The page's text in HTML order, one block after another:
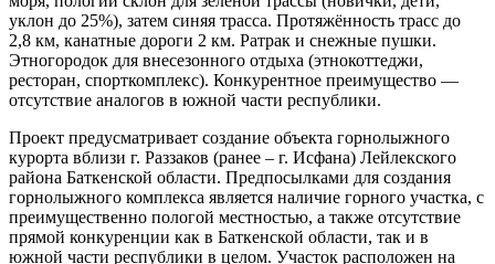
уклон до 25%), затем синяя трасса. Протяжённость трасс до
2,8 км, канатные дороги 2 км. Ратрак и снежные пушки.
Этногородок для внесезонного отдыха (этнокоттеджи,
ресторан, спорткомплекс). Конкурентное преимущество —
отсутствие аналогов в южной части республики.
Проект предусматривает создание объекта горнолыжного
курорта вблизи г. Раззаков (ранее – г. Исфана) Лейлекского
района Баткенской области. Предпосылками для создания
горнолыжного комплекса является наличие горного участка, с
преимущественно пологой местностью, а также отсутствие
прямой конкуренции как в Баткенской области, так и в
южной части республики в целом. Участок расположен на